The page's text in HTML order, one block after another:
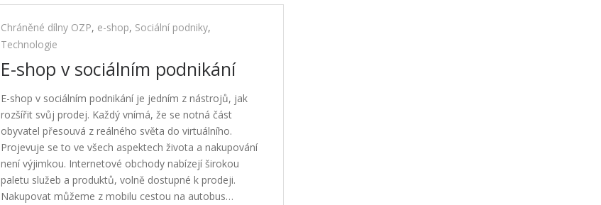
Chráněné dílny OZP, e-shop, Sociální podniky,
Technologie
E-shop v sociálním podnikání
E-shop v sociálním podnikání je jedním z nástrojů, jak
rozšířit svůj prodej. Každý vnímá, že se notná část
obyvatel přesouvá z reálného světa do virtuálního.
Projevuje se to ve všech aspektech života a nakupování
není výjimkou. Internetové obchody nabízejí širokou
paletu služeb a produktů, volně dostupné k prodeji.
Nakupovat můžeme z mobilu cestou na autobus…